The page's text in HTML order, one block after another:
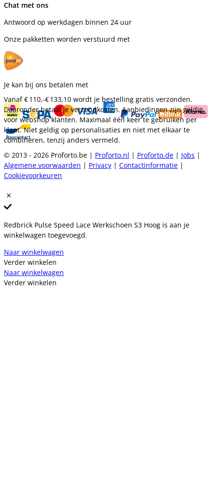
Chat met ons
Antwoord op werkdagen binnen 24 uur
Onze pakketten worden verstuurd met
Je kan bij ons betalen met
Vanaf€ 110,-€ 133,10 wordt je bestelling gratis verzonden.
Daaronder betaal je verzendkosten. Aanbiedingen zijn geldig
voor webshop klanten. Maximaal één keer te gebruiken per
klant. Niet geldig op personalisaties en niet met elkaar te
combineren, tenzij anders vermeld.
© 2013 - 2026 Proforto.be | Proforto.nl | Proforto.de | Jobs |
Algemene voorwaarden | Privacy | Contactinformatie |
Cookievoorkeuren
Redbrick Pulse Speed Lace Werkschoen S3 Hoog is aan je
winkelwagen toegevoegd.
Naar winkelwagen
Verder winkelen
Naar winkelwagen
Verder winkelen